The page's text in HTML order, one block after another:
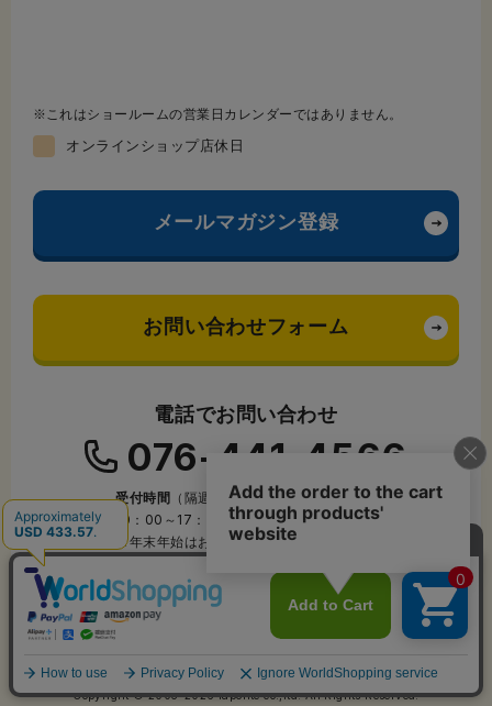
これはショールームの営業日カレンダーではありません。
オンラインショップ店休日
メールマガジン登録
お問い合わせフォーム
電話でお問い合わせ
076-441-4566
受付時間
（隔週土曜・日曜・祝日を除く）
10：00～17：45
※年末年始はお休みをいただきます。
Copyright © 2005-2026 laponte co.,ltd. All Rights Reserved.